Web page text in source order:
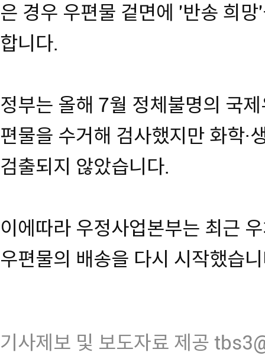
은 경우 우편물 겉면에 '반송 희
합니다.
정부는 올해 7월 정체불명의 국
편물을 수거해 검사했지만 화학·
검출되지 않았습니다.
이에따라 우정사업본부는 최근
우편물의 배송을 다시 시작했습
기사제보 및 보도자료 제공